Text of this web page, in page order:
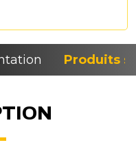
Produits